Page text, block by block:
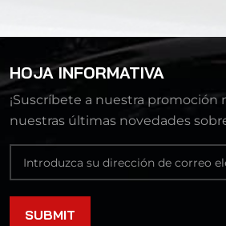
HOJA INFORMATIVA
¡Suscríbete a nuestra promoción
nuestras últimas novedades